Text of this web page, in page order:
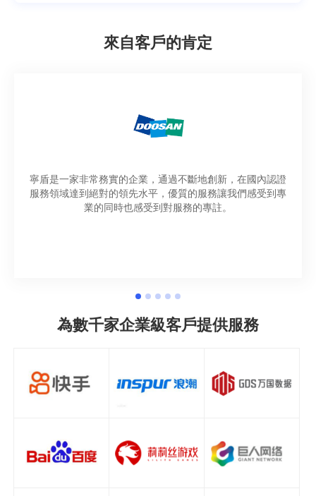
來自客戶的肯定
寧盾是一家非常務實的企業，通過不斷地創新，在國內認證
服務領域達到絕對的領先水平，優質的服務讓我們感受到專
業的同時也感受到對服務的專註。
為數千家企業級客戶提供服務